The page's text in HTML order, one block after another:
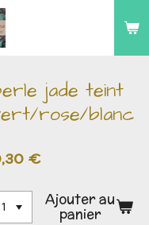
jade teint
rose/blanc
€
Ajouter au
panier